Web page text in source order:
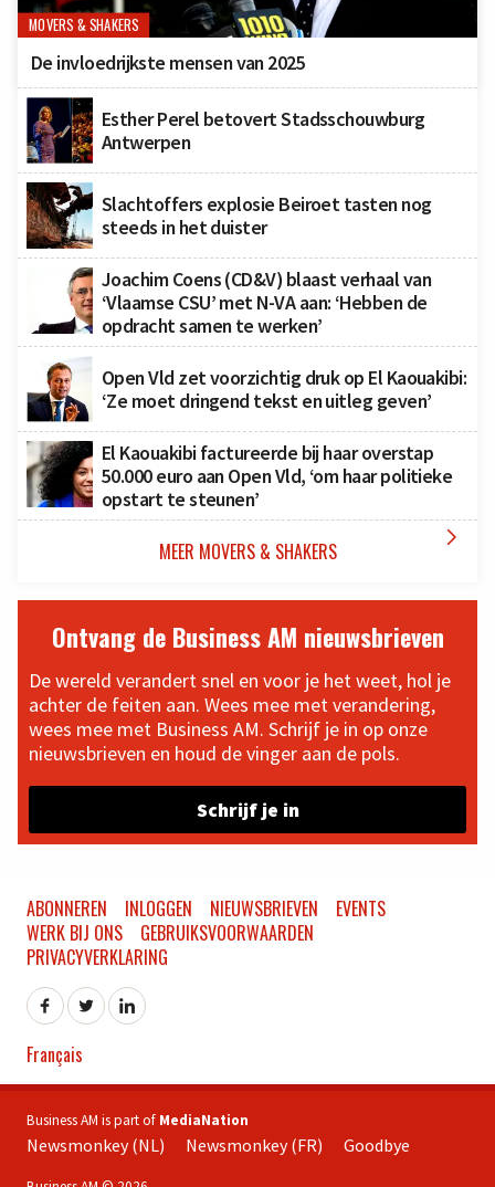
MOVERS & SHAKERS
De invloedrijkste mensen van 2025
Esther Perel betovert Stadsschouwburg
Antwerpen
Slachtoffers explosie Beiroet tasten nog
steeds in het duister
Joachim Coens (CD&V) blaast verhaal van
‘Vlaamse CSU’ met N-VA aan: ‘Hebben de
opdracht samen te werken’
Open Vld zet voorzichtig druk op El Kaouakibi:
‘Ze moet dringend tekst en uitleg geven’
El Kaouakibi factureerde bij haar overstap
50.000 euro aan Open Vld, ‘om haar politieke
opstart te steunen’
MEER MOVERS & SHAKERS 
Ontvang de Business AM nieuwsbrieven
De wereld verandert snel en voor je het weet, hol je
achter de feiten aan. Wees mee met verandering,
wees mee met Business AM. Schrijf je in op onze
nieuwsbrieven en houd de vinger aan de pols.
Schrijf je in
ABONNEREN INLOGGEN NIEUWSBRIEVEN
EVENTS
WERK BIJ ONS
GEBRUIKSVOORWAARDEN
PRIVACYVERKLARING
Français
Business AM is part of MediaNation
Newsmonkey (NL) Newsmonkey (FR) Goodbye